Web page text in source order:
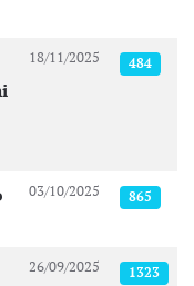
18/11/2025 484
03/10/2025 865
26/09/2025 1323